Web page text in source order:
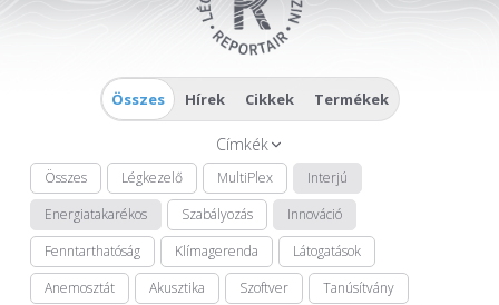
Összes Hírek Cikkek Termékek
Címkék
Összes Légkezelő MultiPlex
Interjú
Energiatakarékos
Szabályozás
Innováció
Fenntarthatóság
Klímagerenda
Látogatások
Anemosztát
Akusztika Szoftver
Tanúsítvány